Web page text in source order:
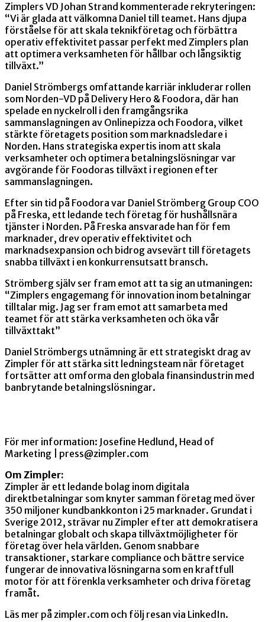
Zimplers VD Johan Strand kommenterade rekryteringen:
“Vi är glada att välkomna Daniel till teamet. Hans djupa
förståelse för att skala teknikföretag och förbättra
operativ effektivitet passar perfekt med Zimplers plan
att optimera verksamheten för hållbar och långsiktig
tillväxt.”
Daniel Strömbergs omfattande karriär inkluderar rollen
som Norden-VD på Delivery Hero & Foodora, där han
spelade en nyckelroll i den framgångsrika
sammanslagningen av Onlinepizza och Foodora, vilket
stärkte företagets position som marknadsledare i
Norden. Hans strategiska expertis inom att skala
verksamheter och optimera betalningslösningar var
avgörande för Foodoras tillväxt i regionen efter
sammanslagningen.
Efter sin tid på Foodora var Daniel Strömberg Group COO
på Freska, ett ledande tech företag för hushållsnära
tjänster i Norden. På Freska ansvarade han för fem
marknader, drev operativ effektivitet och
marknadsexpansion och bidrog avsevärt till företagets
snabba tillväxt i en konkurrensutsatt bransch.
Strömberg själv ser fram emot att ta sig an utmaningen:
“Zimplers engagemang för innovation inom betalningar
tilltalar mig. Jag ser fram emot att samarbeta med
teamet för att stärka verksamheten och öka vår
tillväxttakt”
Daniel Strömbergs utnämning är ett strategiskt drag av
Zimpler för att stärka sitt ledningsteam när företaget
fortsätter att omforma den globala finansindustrin med
banbrytande betalningslösningar.
För mer information: Josefine Hedlund, Head of
Marketing | ‍press@zimpler.com
Om Zimpler:
Zimpler är ett ledande bolag inom digitala
direktbetalningar som knyter samman företag med över
350 miljoner kundbankkonton i 25 marknader. Grundat i
Sverige 2012, strävar nu Zimpler efter att demokratisera
betalningar globalt och skapa tillväxtmöjligheter för
företag över hela världen. Genom snabbare
transaktioner, starkare compliance och bättre service
fungerar de innovativa lösningarna som en kraftfull
motor för att förenkla verksamheter och driva företag
framåt.
Läs mer på zimpler.com och följ resan via LinkedIn.